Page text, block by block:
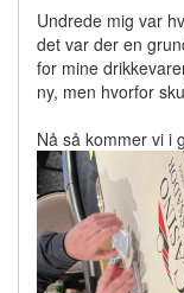
Undrede mig var
det var der en
for mine
ny, men hvorfor
Nå så kommer vi i